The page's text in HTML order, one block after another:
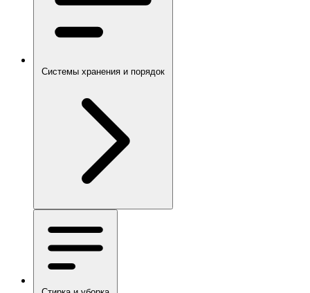
Системы хранения и порядок